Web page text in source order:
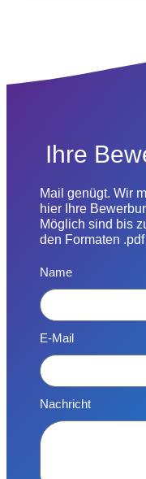
Ihre
Mail genügt. Wir
hier Ihre
Möglich sind bis
den Formaten
Name
E-Mail
Nachricht